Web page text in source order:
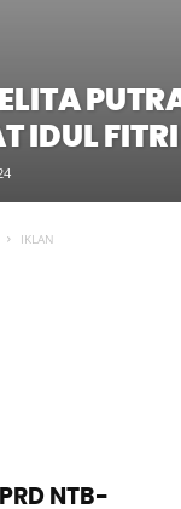
IDUL
IKLAN
NTB-